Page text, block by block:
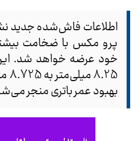
پرو مکس با ضخامت
خود عرضه خواهد شد.
بهبود عمر باتری منجر